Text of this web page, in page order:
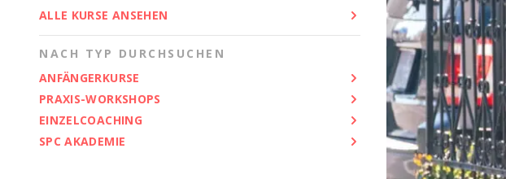
ALLE KURSE ANSEHEN
NACH TYP DURCHSUCHEN
ANFÄNGERKURSE
PRAXIS-WORKSHOPS
EINZELCOACHING
SPC AKADEMIE